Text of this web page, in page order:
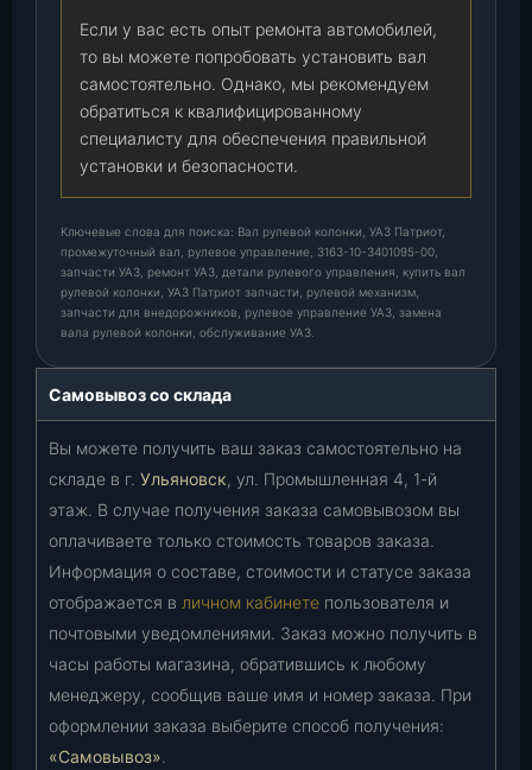
Если у вас есть опыт ремонта автомобилей,
то вы можете попробовать установить вал
самостоятельно. Однако, мы рекомендуем
обратиться к квалифицированному
специалисту для обеспечения правильной
установки и безопасности.
Ключевые слова для поиска: Вал рулевой колонки, УАЗ Патриот,
промежуточный вал, рулевое управление, 3163-10-3401095-00,
запчасти УАЗ, ремонт УАЗ, детали рулевого управления, купить вал
рулевой колонки, УАЗ Патриот запчасти, рулевой механизм,
запчасти для внедорожников, рулевое управление УАЗ, замена
вала рулевой колонки, обслуживание УАЗ.
Самовывоз со склада
Вы можете получить ваш заказ самостоятельно на
складе в г. Ульяновск, ул. Промышленная 4, 1-й
этаж. В случае получения заказа самовывозом вы
оплачиваете только стоимость товаров заказа.
Информация о составе, стоимости и статусе заказа
отображается в личном кабинете пользователя и
почтовыми уведомлениями. Заказ можно получить в
часы работы магазина, обратившись к любому
менеджеру, сообщив ваше имя и номер заказа. При
оформлении заказа выберите способ получения:
«Самовывоз».